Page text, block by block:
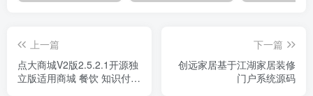
上一篇
点大商城V2版2.5.2.1开源独
立版适用商城 餐饮 知识付费
下一篇
创远家居基于江湖家居装修
门户系统源码